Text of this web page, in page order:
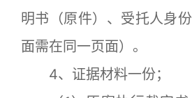
明书（原件）、受托人身
面需在同一页面）。
4、证据材料一份；